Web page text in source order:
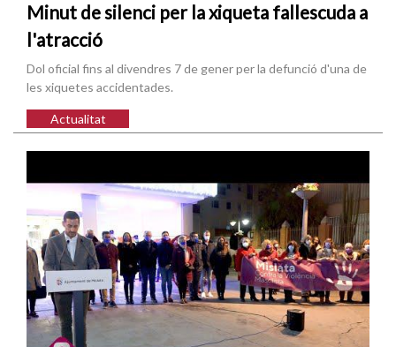
Minut de silenci per la xiqueta fallescuda a
l'atracció
Dol oficial fins al divendres 7 de gener per la defunció d'una de
les xiquetes accidentades.
Actualitat